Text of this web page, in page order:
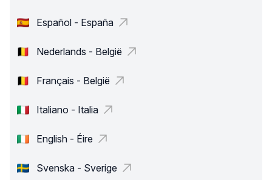
Español - España
Nederlands - België
Français - België
Italiano - Italia
English - Éire
Svenska - Sverige